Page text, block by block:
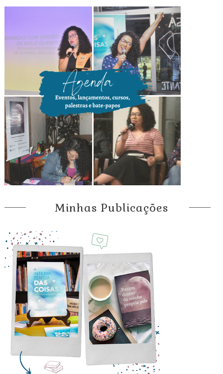
Minhas Publicações